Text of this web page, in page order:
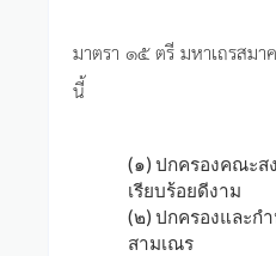
มาตรา ๑๕ ตรี มหาเถรสม
นี้
(๑) ปกครองคณะส
เรียบร้อยดีงาม
(๒) ปกครองและก
สามเณร